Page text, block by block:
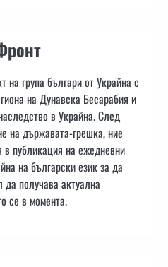
на група българи от Украйна с
на Дунавска Бесарабия и
в Украйна. След
на държавата-грешка, ние
в публикация на ежедневни
на български език за да
получава актуална
се в момента.